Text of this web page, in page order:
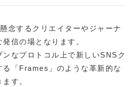
念するクリエイターやジャーナ
信の場となります。
ンなプロトコル上で新しいSNSク
る「Frames」のような革新的な
す。